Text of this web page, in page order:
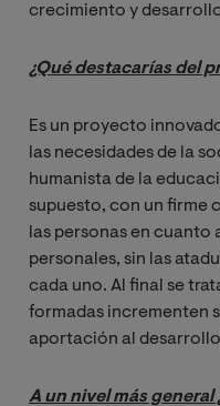
crecimiento y
¿Qué destacarías del
Es un proyecto
las necesidades de la
humanista de la
supuesto, con un firme
las personas en
personales, sin las
cada uno. Al final se
formadas incrementen
aportación al
A un nivel más